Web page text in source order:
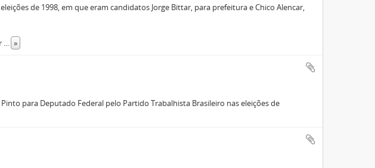
de 1998, em que eram candidatos Jorge Bittar, para prefeitura e Chico Alencar,
... »
para Deputado Federal pelo Partido Trabalhista Brasileiro nas eleições de